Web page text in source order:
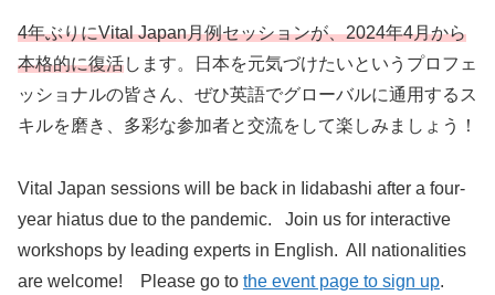
4年ぶりにVital Japan月例セッションが、2024年4月から
本格的に復活します。日本を元気づけたいというプロフェ
ッショナルの皆さん、ぜひ英語でグローバルに通用するス
キルを磨き、多彩な参加者と交流をして楽しみましょう！
Vital Japan sessions will be back in Iidabashi after a four-
year hiatus due to the pandemic. Join us for interactive
workshops by leading experts in English. All nationalities
are welcome! Please go to the event page to sign up.